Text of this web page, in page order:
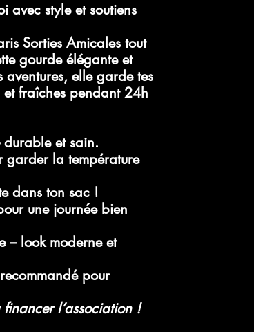
avec style et soutiens
Sorties Amicales tout
gourde élégante et
aventures, elle garde tes
etfraîches pendant 24h
et sain.
garder la température
dans ton sac !
une journée bien
– look moderne et
pour
l’association !